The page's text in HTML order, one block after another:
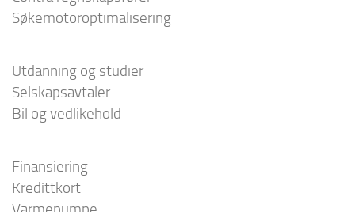
Søkemotoroptimalisering
Utdanning og studier
Selskapsavtaler
Bil og vedlikehold
Finansiering
Kredittkort